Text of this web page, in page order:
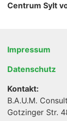
Centrum Sylt
Impressum
Datenschutz
Kontakt:
B.A.U.M.
Gotzinger Str.